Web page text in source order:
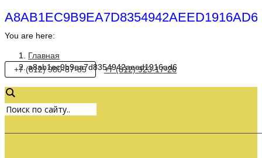
A8AB1EC9B9EA7D8354942AEED1916AD6
You are here:
Главная
a8ab1ec9b9ea7d8354942aeed1916ad6
+7 (812) 980-87-85 +7 (812) 923-17-26